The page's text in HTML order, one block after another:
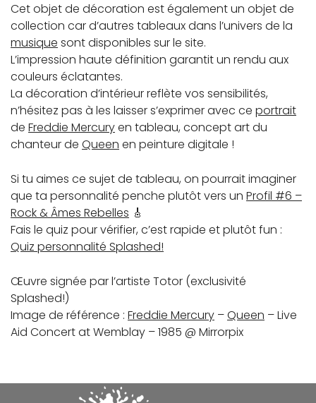
Cet objet de décoration est également un objet de
collection car d’autres tableaux dans l’univers de la
musique sont disponibles sur le site.
L’impression haute définition garantit un rendu aux
couleurs éclatantes.
La décoration d’intérieur reflète vos sensibilités,
n’hésitez pas à les laisser s’exprimer avec ce portrait
de Freddie Mercuryen tableau, concept art du
chanteur de Queen en peinture digitale !
Si tu aimes ce sujet de tableau, on pourrait imaginer
que ta personnalité penche plutôt vers un Profil #6 –
Rock & Âmes Rebelles 🎸
Fais le quiz pour vérifier, c’est rapide et plutôt fun :
Quiz personnalité Splashed!
Œuvre signée par l’artiste Totor (exclusivité
Splashed!)
Image de référence : Freddie Mercury –Queen – Live
Aid Concert at Wemblay – 1985 @ Mirrorpix